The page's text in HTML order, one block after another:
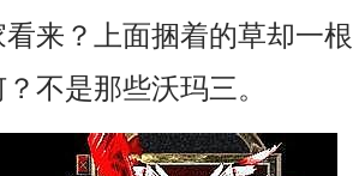
来？上面捆着的草却一
不是那些沃玛三。